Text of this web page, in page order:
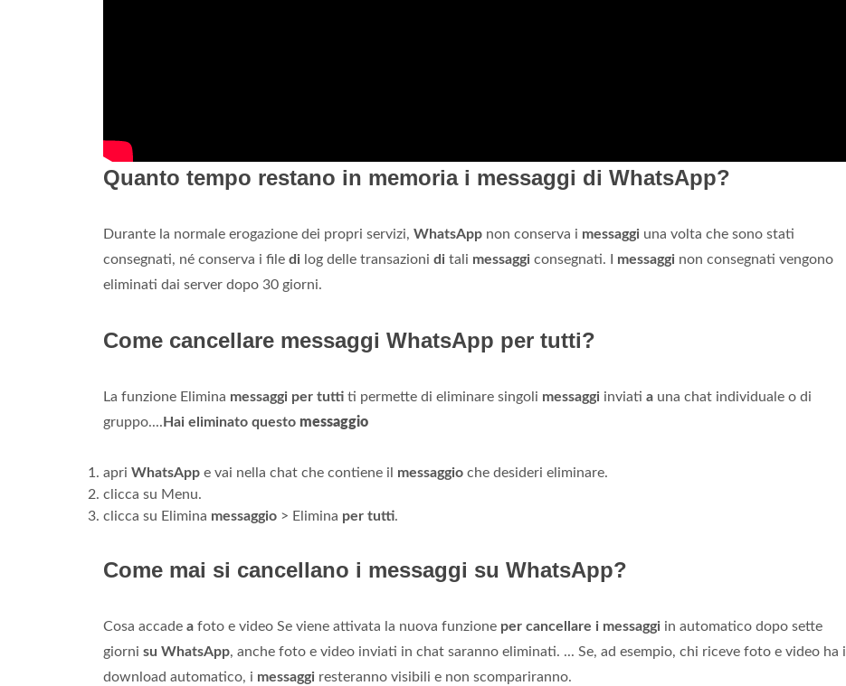
Quanto tempo restano in memoria i messaggi di WhatsApp?
Durante la normale erogazione dei propri servizi, WhatsApp non conserva i messaggi una volta che sono stati
consegnati, né conserva i file di log delle transazioni di tali messaggi consegnati. I messaggi non consegnati vengono
eliminati dai server dopo 30 giorni.
Come cancellare messaggi WhatsApp per tutti?
La funzione Elimina messaggi per tutti ti permette di eliminare singoli messaggi inviati a una chat individuale o di
gruppo.... Hai eliminato questo messaggio
apri WhatsApp e vai nella chat che contiene il messaggio che desideri eliminare.
clicca su Menu.
clicca su Elimina messaggio > Elimina per tutti.
Come mai si cancellano i messaggi su WhatsApp?
Cosa accade a foto e video Se viene attivata la nuova funzione per cancellare i messaggi in automatico dopo sette
giorni su WhatsApp, anche foto e video inviati in chat saranno eliminati. ... Se, ad esempio, chi riceve foto e video ha il
download automatico, i messaggi resteranno visibili e non scompariranno.